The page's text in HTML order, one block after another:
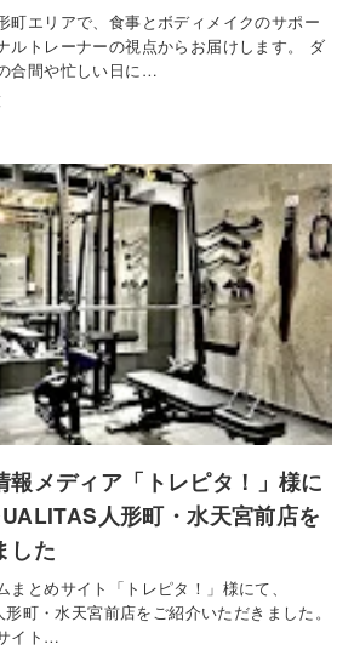
町エリアで、食事とボディメイクのサポー
ルトレーナーの視点からお届けします。 ダ
合間や忙しい日に…
報メディア「トレピタ！」様に
人形町・水天宮前店を
した
とめサイト「トレピタ！」様にて、
町・水天宮前店をご紹介いただきました。
イト…